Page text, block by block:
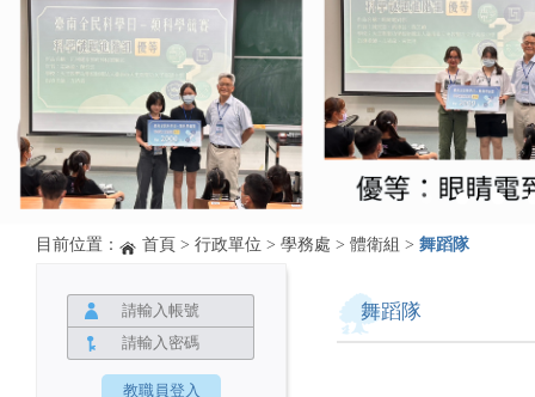
目前位置： 首頁 > 行政單位 > 學務處 > 體衛組 > 舞蹈隊
舞蹈隊